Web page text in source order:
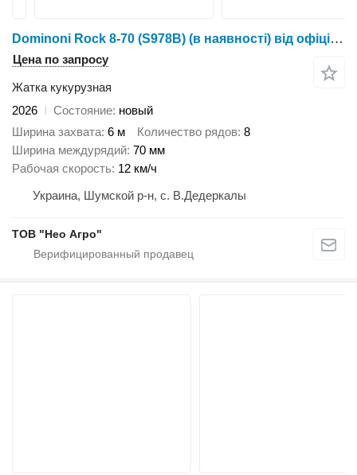
Dominoni Rock 8-70 (S978B) (в наявності) від офіційного дилера Нео Агро
Цена по запросу
Жатка кукурузная
2026
Состояние новый
Ширина захвата 6 м Количество рядов 8
Ширина междурядий 70 мм
Рабочая скорость 12 км/ч
Украина, Шумской р-н, с. В.Дедеркалы
ТОВ "Нео Агро"